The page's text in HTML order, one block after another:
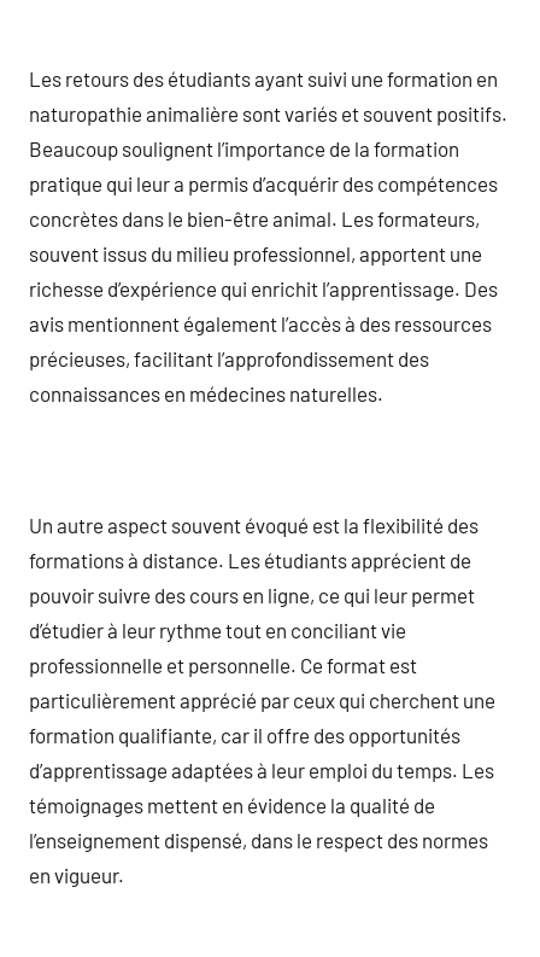
Les retours des étudiants ayant suivi une formation en
naturopathie animalière sont variés et souvent positifs.
Beaucoup soulignent l’importance de la formation
pratique qui leur a permis d’acquérir des compétences
concrètes dans le bien-être animal. Les formateurs,
souvent issus du milieu professionnel, apportent une
richesse d’expérience qui enrichit l’apprentissage. Des
avis mentionnent également l’accès à des ressources
précieuses, facilitant l’approfondissement des
connaissances en médecines naturelles.
Un autre aspect souvent évoqué est la flexibilité des
formations à distance. Les étudiants apprécient de
pouvoir suivre des cours en ligne, ce qui leur permet
d’étudier à leur rythme tout en conciliant vie
professionnelle et personnelle. Ce format est
particulièrement apprécié par ceux qui cherchent une
formation qualifiante, car il offre des opportunités
d’apprentissage adaptées à leur emploi du temps. Les
témoignages mettent en évidence la qualité de
l’enseignement dispensé, dans le respect des normes
en vigueur.